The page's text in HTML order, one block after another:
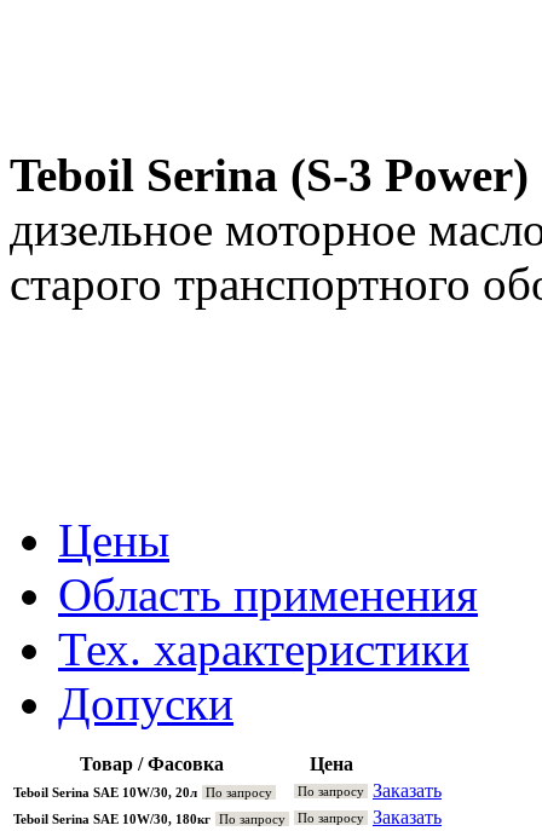
Teboil Serina (S-3
дизельное моторное
старого транспортного
Цены
Область применения
Тех. характеристики
Допуски
Товар / Фасовка Цена
Teboil Serina SAE 10W/30, 20л По запросу По запросу Заказать
Teboil Serina SAE 10W/30, 180кг По запросу По запросу Заказать